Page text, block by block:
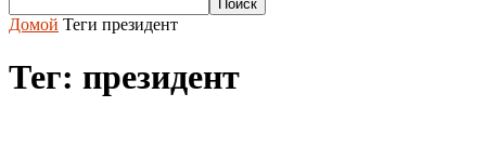
Домой Теги президент
Тег: президент